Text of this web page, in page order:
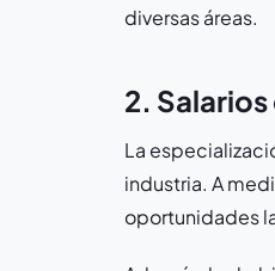
diversas áreas.
2.
La
industria. A
oportunidades